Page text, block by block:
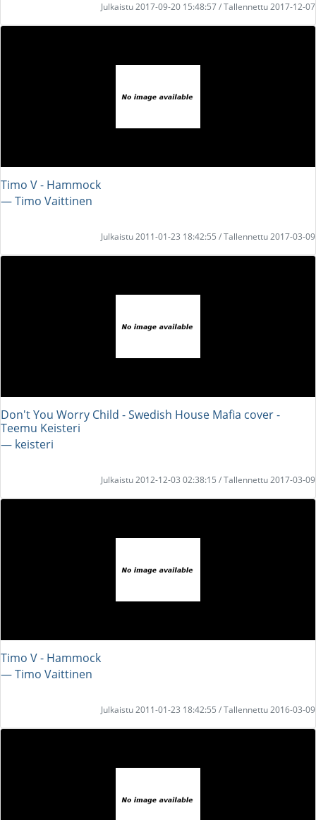
Julkaistu 2017-09-20 15:48:57 / Tallennettu 2017-12-07
Timo V - Hammock
― Timo Vaittinen
Julkaistu 2011-01-23 18:42:55 / Tallennettu 2017-03-09
Don't You Worry Child - Swedish House Mafia cover -
Teemu Keisteri
― keisteri
Julkaistu 2012-12-03 02:38:15 / Tallennettu 2017-03-09
Timo V - Hammock
― Timo Vaittinen
Julkaistu 2011-01-23 18:42:55 / Tallennettu 2016-03-09